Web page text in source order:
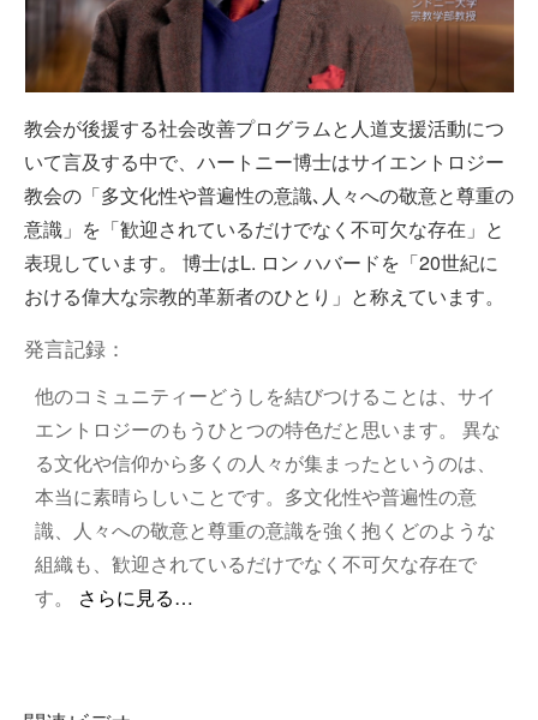
Video
教会が後援する社会改善プログラムと人道支援活動につ
いて言及する中で、ハートニー博士はサイエントロジー
教会の「多文化性や普遍性の意識､人々への敬意と尊重の
意識」を「歓迎されているだけでなく不可欠な存在」と
表現しています。 博士はL. ロン ハバードを「20世紀に
おける偉大な宗教的革新者のひとり」と称えています。
発言記録：
他のコミュニティーどうしを結びつけることは、サイ
エントロジーのもうひとつの特色だと思います。 異な
る文化や信仰から多くの人々が集まったというのは、
本当に素晴らしいことです。多文化性や普遍性の意
識、人々への敬意と尊重の意識を強く抱くどのような
組織も、歓迎されているだけでなく不可欠な存在で
す。